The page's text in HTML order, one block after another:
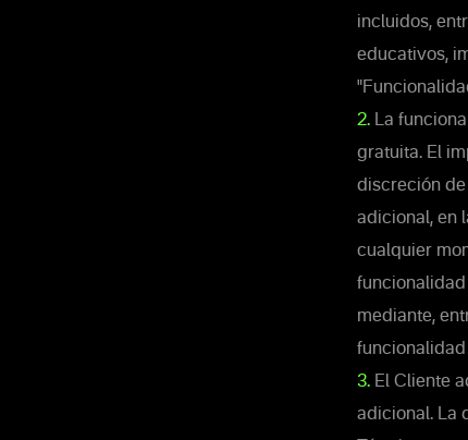
incluidos,
educativos,
2. La
gratuita. El
discreción
adicional, en
cualquier
mediante,
3. El Cliente
adicional. La